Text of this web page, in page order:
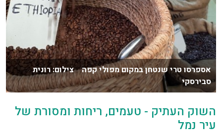
אספרסו טרי שנטחן במקום מפולי קפה צילום: רונית
סבירסקי
השוק העתיק - טעמים, ריחות ומסורת של
עיר נמל